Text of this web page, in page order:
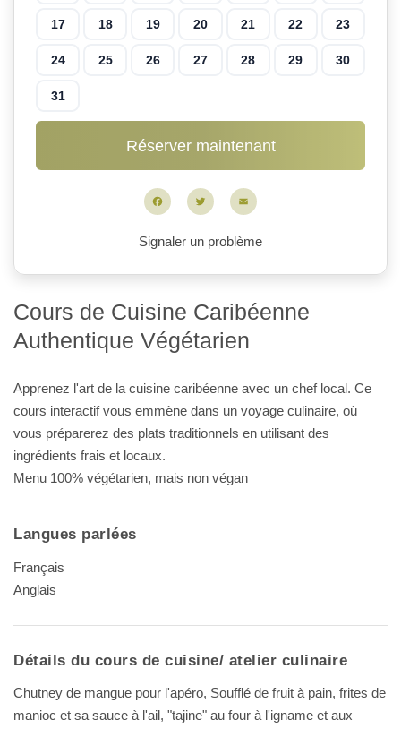
Cours de Cuisine Caribéenne
Authentique Végétarien
Apprenez l'art de la cuisine caribéenne avec un chef local. Ce
cours interactif vous emmène dans un voyage culinaire, où
vous préparerez des plats traditionnels en utilisant des
ingrédients frais et locaux.
Menu 100% végétarien, mais non végan
Langues parlées
Français
Anglais
Détails du cours de cuisine/ atelier culinaire
Chutney de mangue pour l'apéro, Soufflé de fruit à pain, frites de
manioc et sa sauce à l'ail, "tajine" au four à l'igname et aux
17 18 19 20 21 22 23
24 25 26 27 28 29 30
31
FacebookTwitter
Signaler un problème